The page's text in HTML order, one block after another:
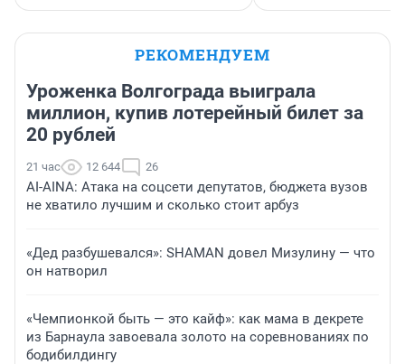
РЕКОМЕНДУЕМ
Уроженка Волгограда выиграла
миллион, купив лотерейный билет за
20 рублей
21 час 12 644 26
AI-AINA: Атака на соцсети депутатов, бюджета вузов
не хватило лучшим и сколько стоит арбуз
«Дед разбушевался»: SHAMAN довел Мизулину — что
он натворил
«Чемпионкой быть — это кайф»: как мама в декрете
из Барнаула завоевала золото на соревнованиях по
бодибилдингу